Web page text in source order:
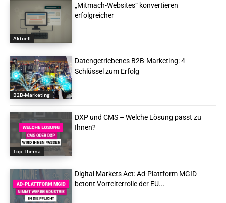
Aktuell
„Mitmach-Websites“ konvertieren
erfolgreicher
B2B-Marketing
Datengetriebenes B2B-Marketing: 4
Schlüssel zum Erfolg
Top Thema
DXP und CMS – Welche Lösung passt zu
Ihnen?
Digital Markets Act: Ad-Plattform MGID
betont Vorreiterrolle der EU...